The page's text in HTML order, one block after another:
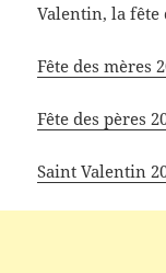
Valentin, la fête
Fête des mères
Fête des pères
Saint Valentin